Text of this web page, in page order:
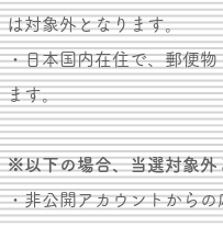
は対象外となります。
・日本国内在住で、郵便
ます。
※以下の場合、当選対象外
・非公開アカウントからの